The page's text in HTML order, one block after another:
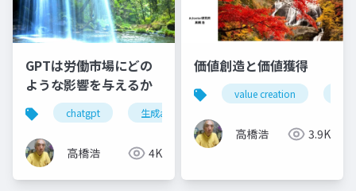
GPTは労働市場にどの
ような影響を与えるか
chatgpt 生成aiツール
高橋浩 4K
価値創造と価値獲得
value creation
高橋浩 3.9K